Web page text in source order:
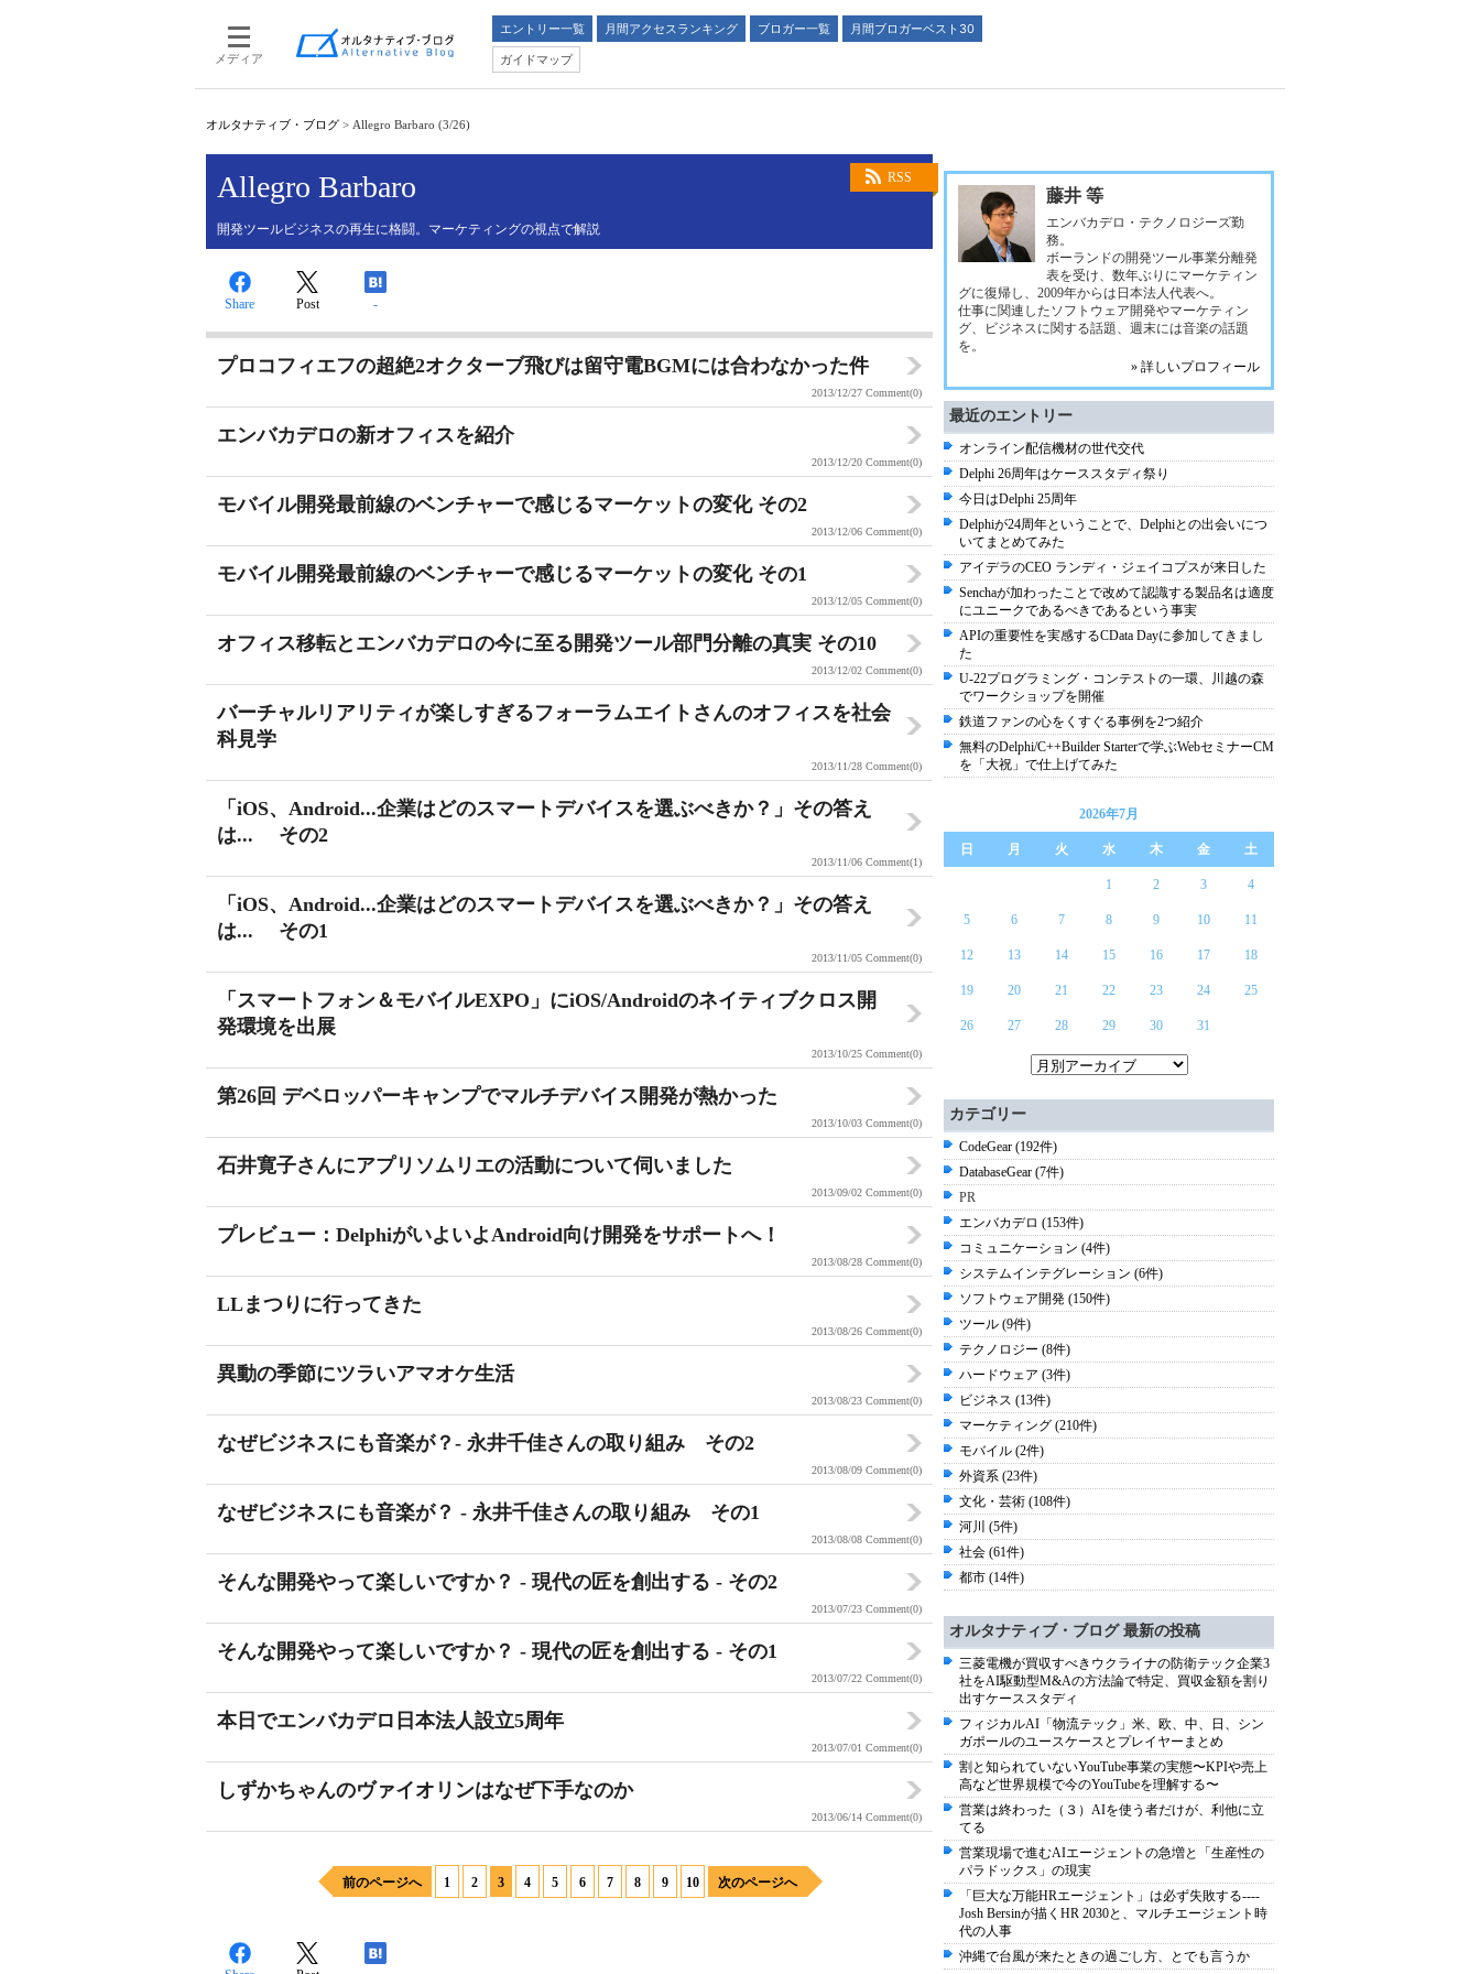
メディア
エントリー一覧 月間アクセスランキング ブロガー一覧
月間ブロガーベスト30
ガイドマップ
オルタナティブ・ブログ > Allegro Barbaro (3/26)
RSS
Allegro Barbaro
開発ツールビジネスの再生に格闘。マーケティングの視点で解説
Share Post -
プロコフィエフの超絶2オクターブ飛びは留守電BGMには合わなかった件
2013/12/27 Comment(0)
エンバカデロの新オフィスを紹介
2013/12/20 Comment(0)
モバイル開発最前線のベンチャーで感じるマーケットの変化 その2
2013/12/06 Comment(0)
モバイル開発最前線のベンチャーで感じるマーケットの変化 その1
2013/12/05 Comment(0)
オフィス移転とエンバカデロの今に至る開発ツール部門分離の真実 その10
2013/12/02 Comment(0)
バーチャルリアリティが楽しすぎるフォーラムエイトさんのオフィスを社会
科見学
2013/11/28 Comment(0)
「iOS、Android...企業はどのスマートデバイスを選ぶべきか？」その答え
は... その2
2013/11/06 Comment(1)
「iOS、Android...企業はどのスマートデバイスを選ぶべきか？」その答え
は... その1
2013/11/05 Comment(0)
「スマートフォン＆モバイルEXPO」にiOS/Androidのネイティブクロス開
発環境を出展
2013/10/25 Comment(0)
第26回 デベロッパーキャンプでマルチデバイス開発が熱かった
2013/10/03 Comment(0)
石井寛子さんにアプリソムリエの活動について伺いました
2013/09/02 Comment(0)
プレビュー：DelphiがいよいよAndroid向け開発をサポートへ！
2013/08/28 Comment(0)
LLまつりに行ってきた
2013/08/26 Comment(0)
異動の季節にツラいアマオケ生活
2013/08/23 Comment(0)
なぜビジネスにも音楽が？- 永井千佳さんの取り組み その2
2013/08/09 Comment(0)
なぜビジネスにも音楽が？ - 永井千佳さんの取り組み その1
2013/08/08 Comment(0)
そんな開発やって楽しいですか？ - 現代の匠を創出する - その2
2013/07/23 Comment(0)
そんな開発やって楽しいですか？ - 現代の匠を創出する - その1
2013/07/22 Comment(0)
本日でエンバカデロ日本法人設立5周年
2013/07/01 Comment(0)
しずかちゃんのヴァイオリンはなぜ下手なのか
2013/06/14 Comment(0)
前のページへ 1 2 3 4 5 6 7 8 9 10 次のページへ
藤井 等
エンバカデロ・テクノロジーズ勤
務。
ボーランドの開発ツール事業分離発
表を受け、数年ぶりにマーケティン
グに復帰し、2009年からは日本法人代表へ。
仕事に関連したソフトウェア開発やマーケティン
グ、ビジネスに関する話題、週末には音楽の話題
を。
» 詳しいプロフィール
最近のエントリー
オンライン配信機材の世代交代
Delphi 26周年はケーススタディ祭り
今日はDelphi 25周年
Delphiが24周年ということで、Delphiとの出会いにつ
いてまとめてみた
アイデラのCEO ランディ・ジェイコプスが来日した
Senchaが加わったことで改めて認識する製品名は適度
にユニークであるべきであるという事実
APIの重要性を実感するCData Dayに参加してきまし
た
U-22プログラミング・コンテストの一環、川越の森
でワークショップを開催
鉄道ファンの心をくすぐる事例を2つ紹介
無料のDelphi/C++Builder Starterで学ぶWebセミナーCM
を「大祝」で仕上げてみた
2026年7月
日 月 火 水 木 金 土
1 2 3 4
5 6 7 8 9 10 11
12 13 14 15 16 17 18
19 20 21 22 23 24 25
26 27 28 29 30 31
カテゴリー
CodeGear (192件)
DatabaseGear (7件)
PR
エンバカデロ (153件)
コミュニケーション (4件)
システムインテグレーション (6件)
ソフトウェア開発 (150件)
ツール (9件)
テクノロジー (8件)
ハードウェア (3件)
ビジネス (13件)
マーケティング (210件)
モバイル (2件)
外資系 (23件)
文化・芸術 (108件)
河川 (5件)
社会 (61件)
都市 (14件)
オルタナティブ・ブログ 最新の投稿
三菱電機が買収すべきウクライナの防衛テック企業3
社をAI駆動型M&Aの方法論で特定、買収金額を割り
出すケーススタディ
フィジカルAI「物流テック」米、欧、中、日、シン
ガポールのユースケースとプレイヤーまとめ
割と知られていないYouTube事業の実態〜KPIや売上
高など世界規模で今のYouTubeを理解する〜
営業は終わった（３）AIを使う者だけが、利他に立
てる
営業現場で進むAIエージェントの急増と「生産性の
パラドックス」の現実
「巨大な万能HRエージェント」は必ず失敗する----
Josh Bersinが描くHR 2030と、マルチエージェント時
代の人事
沖縄で台風が来たときの過ごし方、とでも言うか